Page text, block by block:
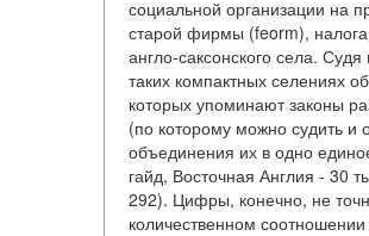
социальной организации на
старой фирмы (feorm),
англо-саксонского села.
таких компактных селениях
которых упоминают законы
(по которому можно судить и
объединения их в одно
гайд, Восточная Англия - 30
292). Цифры, конечно, не
количественном соотношении